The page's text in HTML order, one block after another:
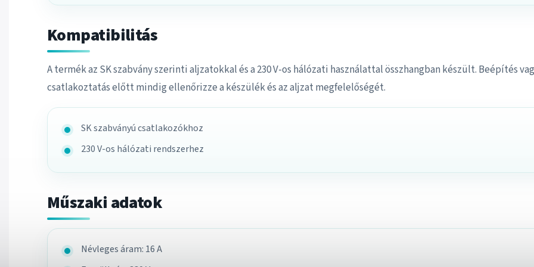
Kompatibilitás
A termék az SK szabvány szerinti aljzatokkal és a 230 V-os hálózati használattal összhangban készült. Beépítés
csatlakoztatás előtt mindig ellenőrizze a készülék és az aljzat megfelelőségét.
SK szabványú csatlakozókhoz
230 V-os hálózati rendszerhez
Műszaki adatok
Névleges áram: 16 A